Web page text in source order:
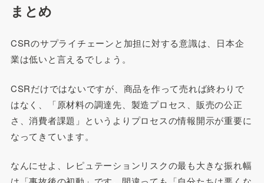
まとめ
CSRのサプライチェーンと加担に対する意識は、日本企
業は低いと言えるでしょう。
CSRだけではないですが、商品を作って売れば終わりで
はなく、「原材料の調達先、製造プロセス、販売の公正
さ、消費者課題」というよりプロセスの情報開示が重要に
なってきています。
なんにせよ、レピュテーションリスクの最も大きな振れ幅